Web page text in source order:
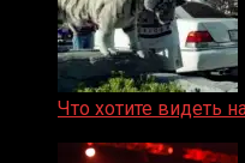
Что хотите видеть